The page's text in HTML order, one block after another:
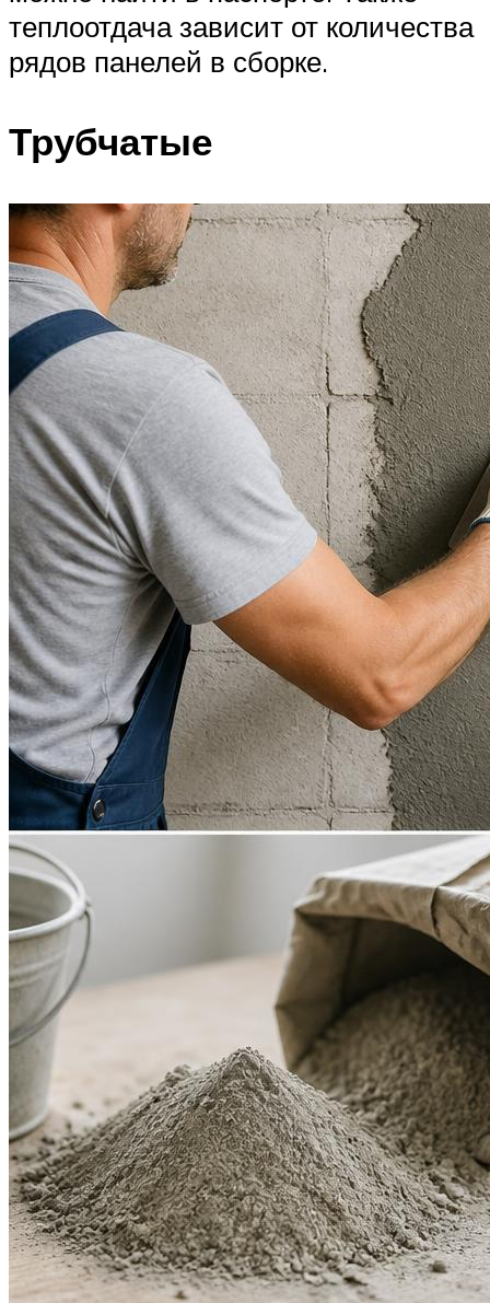
теплоотдача зависит от количества
рядов панелей в сборке.
Трубчатые